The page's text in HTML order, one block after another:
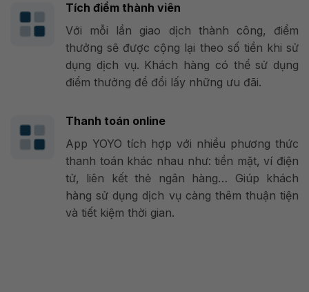
Tích điểm thành viên
Với mỗi lần giao dịch thành công, điểm
thưởng sẽ được cộng lại theo số tiền khi sử
dụng dịch vụ. Khách hàng có thể sử dụng
điểm thưởng để đổi lấy những ưu đãi.
Thanh toán online
App YOYO tích hợp với nhiều phương thức
thanh toán khác nhau như: tiền mặt, ví điện
tử, liên kết thẻ ngân hàng… Giúp khách
hàng sử dụng dịch vụ càng thêm thuận tiện
và tiết kiệm thời gian.